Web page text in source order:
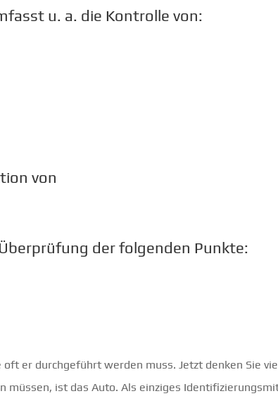
u. a. die Kontrolle von:
von
der folgenden Punkte:
er durchgeführt werden muss. Jetzt denken Sie
müssen, ist das Auto. Als einziges